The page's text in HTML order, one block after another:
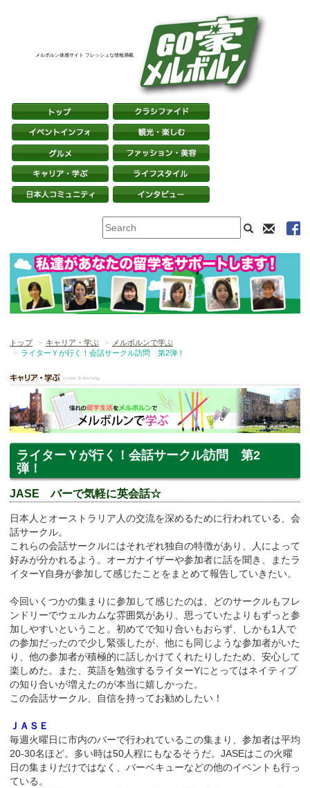
メルボルン体感サイト フレッシュな情報満載
トップ キャリア・学ぶ
メルボルンで学ぶ
ライターＹが行く！会話サークル訪問 第2弾！
ライターＹが行く！会話サークル訪問 第2
弾！
JASE バーで気軽に英会話☆
日本人とオーストラリア人の交流を深めるために行われている、会
話サークル。
これらの会話サークルにはそれぞれ独自の特徴があり、人によって
好みが分かれるよう。オーガナイザーや参加者に話を聞き、またラ
イターY自身が参加して感じたことをまとめて報告していきたい。
今回いくつかの集まりに参加して感じたのは、どのサークルもフレ
ンドリーでウェルカムな雰囲気があり、思っていたよりもずっと参
加しやすいということ。初めてで知り合いもおらず、しかも1人で
の参加だったので少し緊張したが、他にも同じような参加者がいた
り、他の参加者が積極的に話しかけてくれたりしたため、安心して
楽しめた。また、英語を勉強するライターYにとってはネイティブ
の知り合いが増えたのが本当に嬉しかった。
この会話サークル、自信を持ってお勧めしたい！
ＪＡＳＥ
毎週火曜日に市内のバーで行われているこの集まり、参加者は平均
20-30名ほど。多い時は50人程にもなるそうだ。JASEはこの火曜
日の集まりだけではなく、バーベキューなどの他のイベントも行っ
ている。